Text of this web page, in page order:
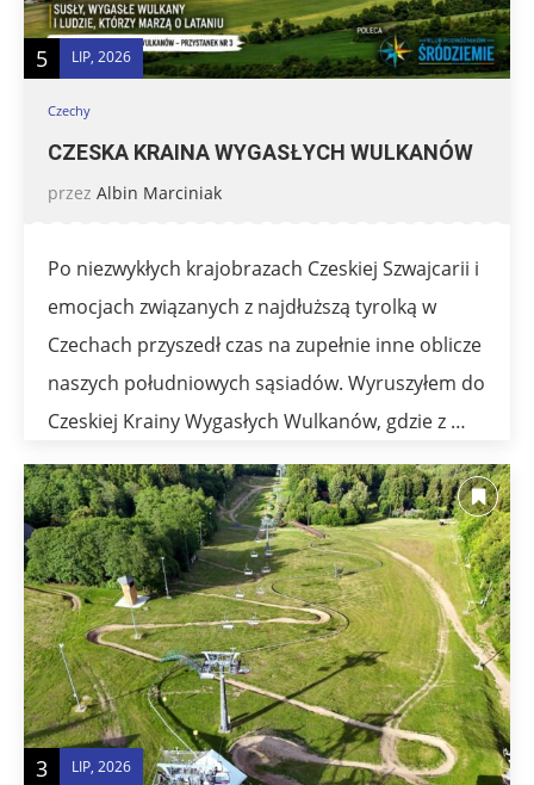
5 LIP, 2026
Czechy
CZESKA KRAINA WYGASŁYCH WULKANÓW
przez Albin Marciniak
Po niezwykłych krajobrazach Czeskiej Szwajcarii i
emocjach związanych z najdłuższą tyrolką w
Czechach przyszedł czas na zupełnie inne oblicze
naszych południowych sąsiadów. Wyruszyłem do
Czeskiej Krainy Wygasłych Wulkanów, gdzie z …
3 LIP, 2026